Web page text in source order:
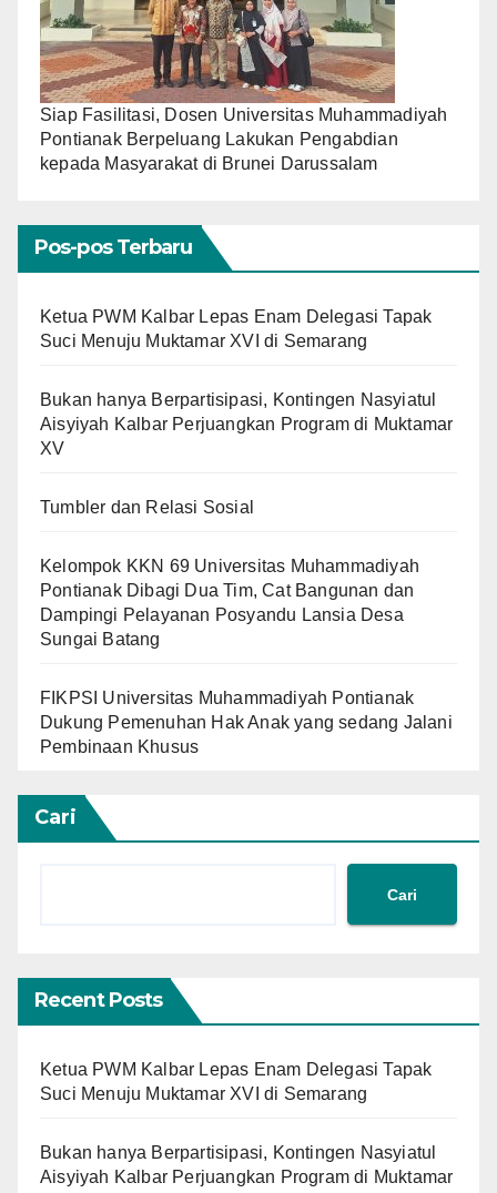
Siap Fasilitasi, Dosen Universitas Muhammadiyah
Pontianak Berpeluang Lakukan Pengabdian
kepada Masyarakat di Brunei Darussalam
Pos-pos Terbaru
Ketua PWM Kalbar Lepas Enam Delegasi Tapak
Suci Menuju Muktamar XVI di Semarang
Bukan hanya Berpartisipasi, Kontingen Nasyiatul
Aisyiyah Kalbar Perjuangkan Program di Muktamar
XV
Tumbler dan Relasi Sosial
Kelompok KKN 69 Universitas Muhammadiyah
Pontianak Dibagi Dua Tim, Cat Bangunan dan
Dampingi Pelayanan Posyandu Lansia Desa
Sungai Batang
FIKPSI Universitas Muhammadiyah Pontianak
Dukung Pemenuhan Hak Anak yang sedang Jalani
Pembinaan Khusus
Cari
Cari
Recent Posts
Ketua PWM Kalbar Lepas Enam Delegasi Tapak
Suci Menuju Muktamar XVI di Semarang
Bukan hanya Berpartisipasi, Kontingen Nasyiatul
Aisyiyah Kalbar Perjuangkan Program di Muktamar